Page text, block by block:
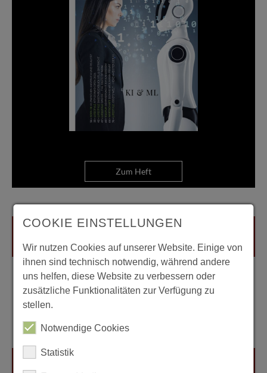
Zum Heft
COOKIE EINSTELLUNGEN
Wir nutzen Cookies auf unserer Website. Einige von
ihnen sind technisch notwendig, während andere
uns helfen, diese Website zu verbessern oder
zusätzliche Funktionalitäten zur Verfügung zu
stellen.
Notwendige Cookies
Statistik